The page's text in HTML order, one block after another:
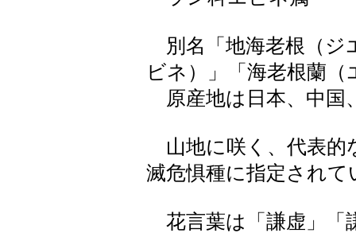
別名「地海老根（ジ
ビネ）」「海老根蘭
原産地は日本、中国
山地に咲く、代表的
滅危惧種に指定されて
花言葉は「謙虚」「